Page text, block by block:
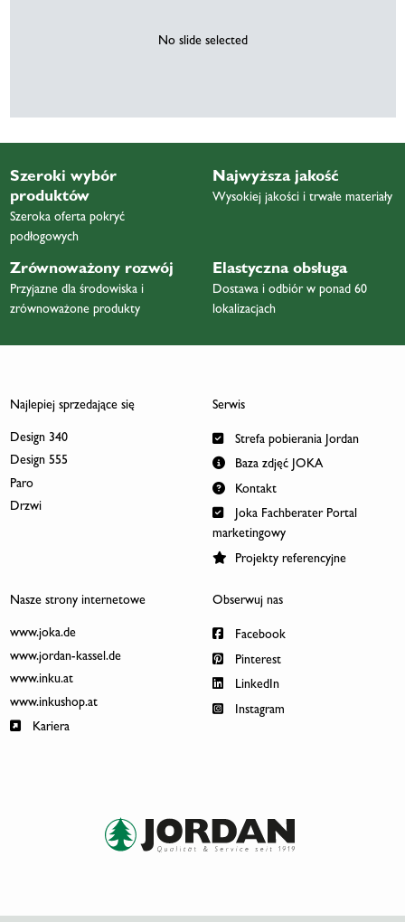
No slide selected
Szeroki wybór
produktów
Szeroka oferta pokryć
podłogowych
Najwyższa jakość
Wysokiej jakości i trwałe materiały
Zrównoważony rozwój
Przyjazne dla środowiska i
zrównoważone produkty
Elastyczna obsługa
Dostawa i odbiór w ponad 60
lokalizacjach
Najlepiej sprzedające się
Design 340
Design 555
Paro
Drzwi
Serwis
Strefa pobierania Jordan
Baza zdjęć JOKA
Kontakt
Joka Fachberater Portal
marketingowy
Projekty referencyjne
Nasze strony internetowe
www.joka.de
www.jordan-kassel.de
www.inku.at
www.inkushop.at
Kariera
Obserwuj nas
Facebook
Pinterest
LinkedIn
Instagram